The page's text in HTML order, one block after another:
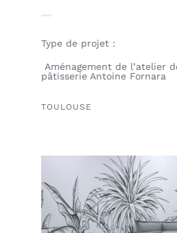
Type de projet :
Aménagement de l’atelier
pâtisserie Antoine Fornara
TOULOUSE